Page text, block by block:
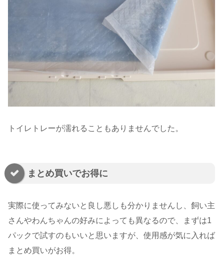
トイレトレーが濡れることもありませんでした。
まとめ買いでお得に
実際に使ってみないと良し悪しも分かりませんし、飼い主
さんやわんちゃんの好みによっても異なるので、まずは1
パックで試すのもいいと思いますが、使用感が気に入れば
まとめ買いがお得。